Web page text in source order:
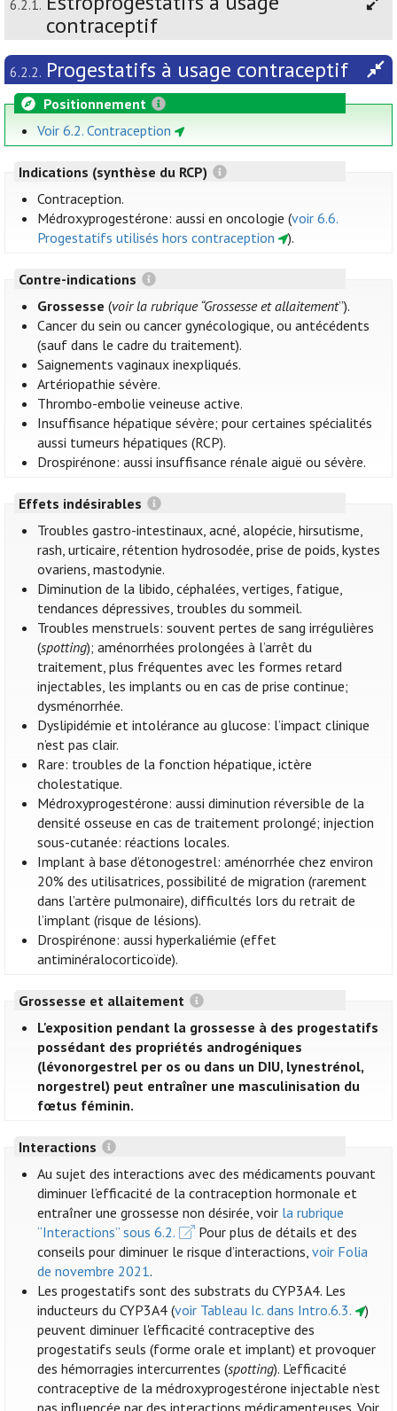
6.2.1.
contraceptif
6.2.2. Progestatifs à usage contraceptif
Positionnement
Voir 6.2. Contraception
Indications (synthèse du RCP)
Contraception.
Médroxyprogestérone: aussi en oncologie (voir 6.6.
Progestatifs utilisés hors contraception
).
Contre-indications
Grossesse (voir la rubrique “Grossesse et allaitement”).
Cancer du sein ou cancer gynécologique, ou antécédents
(sauf dans le cadre du traitement).
Saignements vaginaux inexpliqués.
Artériopathie sévère.
Thrombo-embolie veineuse active.
Insuffisance hépatique sévère; pour certaines spécialités
aussi tumeurs hépatiques (RCP).
Drospirénone: aussi insuffisance rénale aiguë ou sévère.
Effets indésirables
Troubles gastro-intestinaux, acné, alopécie, hirsutisme,
rash, urticaire, rétention hydrosodée, prise de poids, kystes
ovariens, mastodynie.
Diminution de la libido, céphalées, vertiges, fatigue,
tendances dépressives, troubles du sommeil.
Troubles menstruels: souvent pertes de sang irrégulières
(spotting); aménorrhées prolongées à l’arrêt du
traitement, plus fréquentes avec les formes retard
injectables, les implants ou en cas de prise continue;
dysménorrhée.
Dyslipidémie et intolérance au glucose: l’impact clinique
n’est pas clair.
Rare: troubles de la fonction hépatique, ictère
cholestatique.
Médroxyprogestérone: aussi diminution réversible de la
densité osseuse en cas de traitement prolongé; injection
sous-cutanée: réactions locales.
Implant à base d’étonogestrel: aménorrhée chez environ
20% des utilisatrices, possibilité de migration (rarement
dans l’artère pulmonaire), difficultés lors du retrait de
l’implant (risque de lésions).
Drospirénone: aussi hyperkaliémie (effet
antiminéralocorticoïde).
Grossesse et allaitement
L'exposition pendant la grossesse à des progestatifs
possédant des propriétés androgéniques
(lévonorgestrel per os ou dans un DIU, lynestrénol,
norgestrel) peut entraîner une masculinisation du
fœtus féminin.
Interactions
Au sujet des interactions avec des médicaments pouvant
diminuer l’efficacité de la contraception hormonale et
entraîner une grossesse non désirée, voir la rubrique
“Interactions” sous 6.2.
Pour plus de détails et des
conseils pour diminuer le risque d’interactions,voir Folia
de novembre 2021.
Les progestatifs sont des substrats du CYP3A4. Les
inducteurs du CYP3A4 (voir Tableau Ic. dans Intro.6.3.
)
peuvent diminuer l'efficacité contraceptive des
progestatifs seuls (forme orale et implant) et provoquer
des hémorragies intercurrentes (spotting). L’efficacité
contraceptive de la médroxyprogestérone injectable n’est